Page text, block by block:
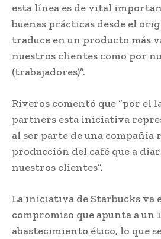
esta línea es de vital
buenas prácticas desde el
traduce en un producto más
nuestros clientes como por
(trabajadores)”.
Riveros comentó que “por el
partners esta iniciativa
al ser parte de una compañía
producción del café que a
nuestros clientes”.
La iniciativa de Starbucks va
compromiso que apunta a un
abastecimiento ético, lo que